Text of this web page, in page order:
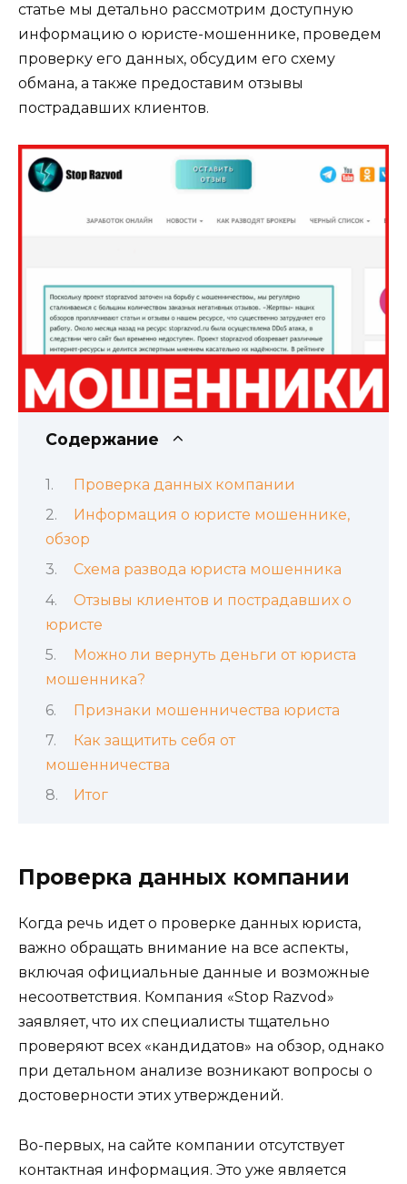
статье мы детально рассмотрим доступную
информацию о юристе-мошеннике, проведем
проверку его данных, обсудим его схему
обмана, а также предоставим отзывы
пострадавших клиентов.
Содержание
Проверка данных компании
Информация о юристе мошеннике,
обзор
Схема развода юриста мошенника
Отзывы клиентов и пострадавших о
юристе
Можно ли вернуть деньги от юриста
мошенника?
Признаки мошенничества юриста
Как защитить себя от
мошенничества
Итог
Проверка данных компании
Когда речь идет о проверке данных юриста,
важно обращать внимание на все аспекты,
включая официальные данные и возможные
несоответствия. Компания «Stop Razvod»
заявляет, что их специалисты тщательно
проверяют всех «кандидатов» на обзор, однако
при детальном анализе возникают вопросы о
достоверности этих утверждений.
Во-первых, на сайте компании отсутствует
контактная информация. Это уже является